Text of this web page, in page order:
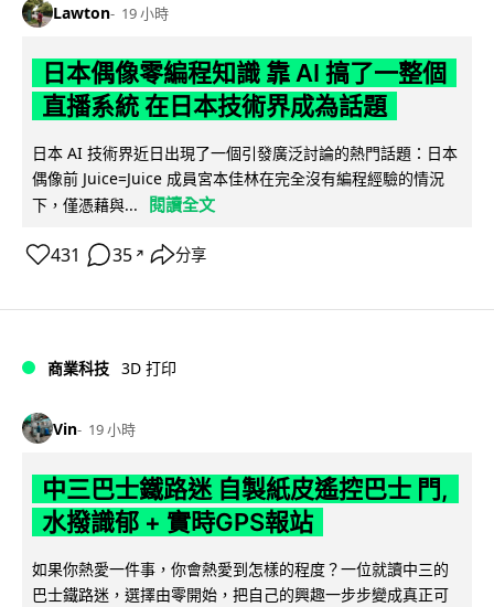
Lawton 19 小時
日本偶像零編程知識 靠 AI 搞了一整個
直播系統 在日本技術界成為話題
日本 AI 技術界近日出現了一個引發廣泛討論的熱門話題：日本
偶像前 Juice=Juice 成員宮本佳林在完全沒有編程經驗的情況
下，僅憑藉與...
閱讀全文
431 35 ↗ 分享
商業科技 3D 打印
Vin 19 小時
中三巴士鐵路迷 自製紙皮遙控巴士 門,
水撥識郁 + 實時GPS報站
如果你熱愛一件事，你會熱愛到怎樣的程度？一位就讀中三的
巴士鐵路迷，選擇由零開始，把自己的興趣一步步變成真正可